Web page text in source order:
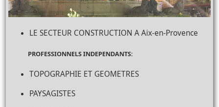
LE SECTEUR CONSTRUCTION A Aix-en-Provence
PROFESSIONNELS INDEPENDANTS:
TOPOGRAPHIE ET GEOMETRES
PAYSAGISTES